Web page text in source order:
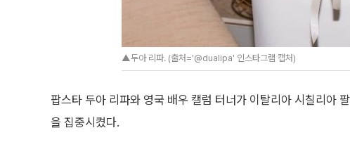
▲두아 리파. (출처='@dualipa' 인스타그램 캡처)
팝스타 두아 리파와 영국 배우 캘럼 터너가 이탈리아 시칠리아
을 집중시켰다.